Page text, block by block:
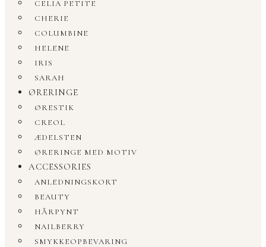
CELIA PETITE
CHERIE
COLUMBINE
HELENE
IRIS
SARAH
ØRERINGE
ØRESTIK
CREOL
ÆDELSTEN
ØRERINGE MED MOTIV
ACCESSORIES
ANLEDNINGSKORT
BEAUTY
HÅRPYNT
NAILBERRY
SMYKKEOPBEVARING